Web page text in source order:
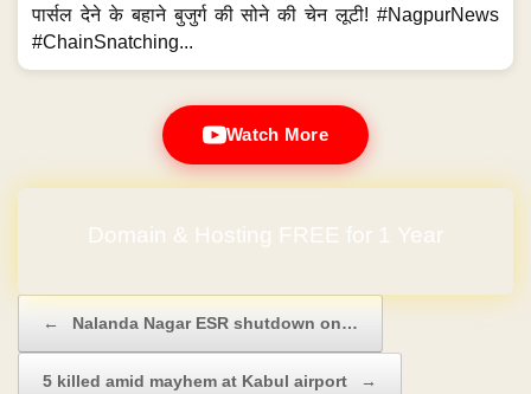
पार्सल देने के बहाने बुजुर्ग की सोने की चेन लूटी! #NagpurNews
#ChainSnatching...
Watch More
Domain & Hosting FREE for 1 Year
← Nalanda Nagar ESR shutdown on…
5 killed amid mayhem at Kabul airport →